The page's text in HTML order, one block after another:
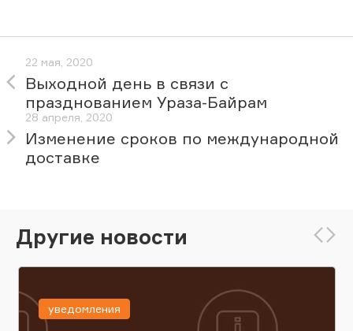
22 мая, 2020
Выходной день в связи с
празднованием Ураза-Байрам
28 апреля, 2020
Изменение сроков по международной
доставке
Другие новости
уведомления